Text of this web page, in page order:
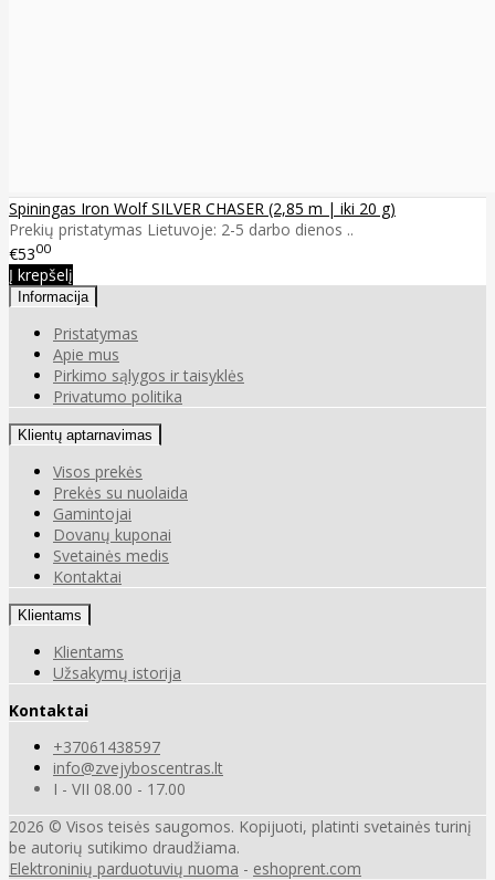
Spiningas Iron Wolf SILVER CHASER (2,85 m | iki 20 g)
Prekių pristatymas Lietuvoje: 2-5 darbo dienos ..
€5300
Į krepšelį
Informacija
Pristatymas
Apie mus
Pirkimo sąlygos ir taisyklės
Privatumo politika
Klientų aptarnavimas
Visos prekės
Prekės su nuolaida
Gamintojai
Dovanų kuponai
Svetainės medis
Kontaktai
Klientams
Klientams
Užsakymų istorija
Kontaktai
+37061438597
info@zvejyboscentras.lt
I - VII 08.00 - 17.00
2026 © Visos teisės saugomos. Kopijuoti, platinti svetainės turinį
be autorių sutikimo draudžiama.
Elektroninių parduotuvių nuoma - eshoprent.com